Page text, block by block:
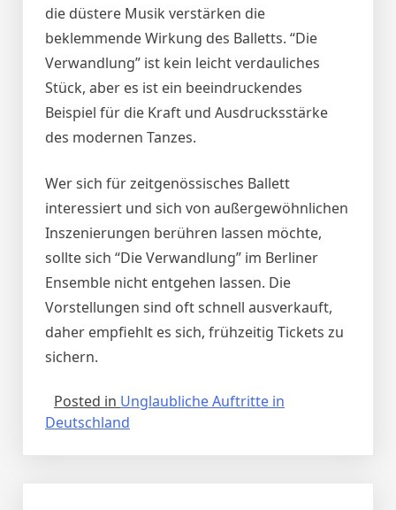
die düstere Musik verstärken die
beklemmende Wirkung des Balletts. “Die
Verwandlung” ist kein leicht verdauliches
Stück, aber es ist ein beeindruckendes
Beispiel für die Kraft und Ausdrucksstärke
des modernen Tanzes.
Wer sich für zeitgenössisches Ballett
interessiert und sich von außergewöhnlichen
Inszenierungen berühren lassen möchte,
sollte sich “Die Verwandlung” im Berliner
Ensemble nicht entgehen lassen. Die
Vorstellungen sind oft schnell ausverkauft,
daher empfiehlt es sich, frühzeitig Tickets zu
sichern.
Posted in Unglaubliche Auftritte in
Deutschland